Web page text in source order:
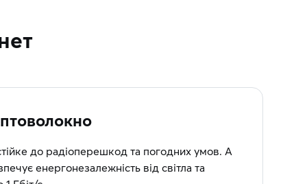
до радіоперешкод та погодних умов. А
енергонезалежність від світла та